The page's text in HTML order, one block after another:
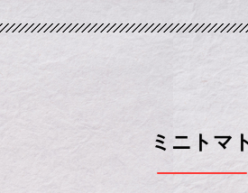
ミニトマ